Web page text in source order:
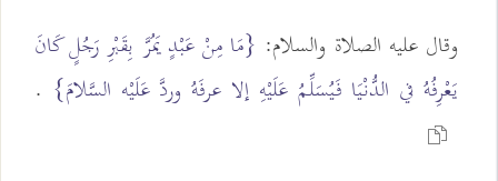
وقال عليه الصلاة والسلام: {مَا مِنْ عَبْدٍ يَمُرَّ بِقَبْرِ رَجُلٍ كَانَ
يَعْرِفُهُ في الدُّنْيَا فَيُسَلِّمُ عَلَيْهِ إلا عرفَهُ وردَّ عَلَيْه السَّلامَ} .